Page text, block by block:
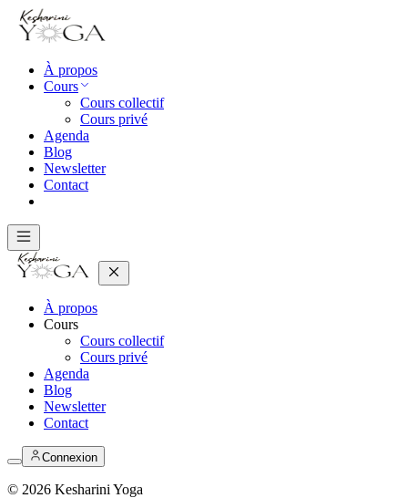
À propos
Cours
Cours collectif
Cours privé
Agenda
Blog
Newsletter
Contact
À propos
Cours
Cours collectif
Cours privé
Agenda
Blog
Newsletter
Contact
Connexion
© 2026 Kesharini Yoga